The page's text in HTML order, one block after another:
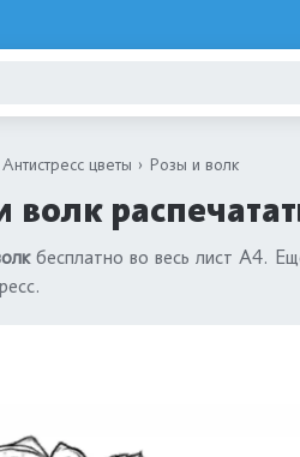
Антистресс цветы Розы и волк
волк
бесплатно во весь лист А4.